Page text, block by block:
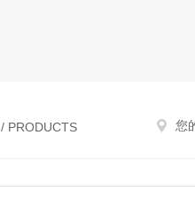
/ PRODUCTS 您